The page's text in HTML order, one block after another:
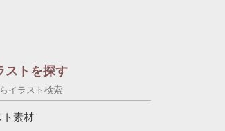
ストを探す
イラスト検索
ト素材